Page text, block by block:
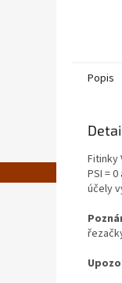
Popis
Fitinky
PSI =
účely